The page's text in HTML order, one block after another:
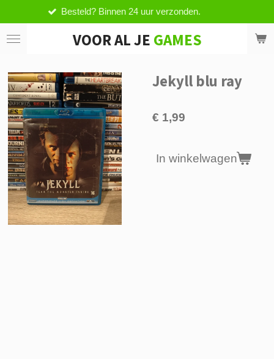
direct
naar
VOOR AL JE GAMES
Binnen 24 uur verzonden.
Jekyll blu ray
€ 1,99
In winkelwagen